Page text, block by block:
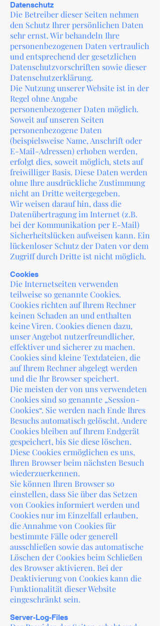
Datenschutz
Die Betreiber dieser Seiten nehmen
den Schutz Ihrer persönlichen Daten
sehr ernst. Wir behandeln Ihre
personenbezogenen Daten vertraulich
und entsprechend der gesetzlichen
Datenschutzvorschriften sowie dieser
Datenschutzerklärung.
Die Nutzung unserer Website ist in der
Regel ohne Angabe
personenbezogener Daten möglich.
Soweit auf unseren Seiten
personenbezogene Daten
(beispielsweise Name, Anschrift oder
E-Mail-Adressen) erhoben werden,
erfolgt dies, soweit möglich, stets auf
freiwilliger Basis. Diese Daten werden
ohne Ihre ausdrückliche Zustimmung
nicht an Dritte weitergegeben.
Wir weisen darauf hin, dass die
Datenübertragung im Internet (z.B.
bei der Kommunikation per E-Mail)
Sicherheitslücken aufweisen kann. Ein
lückenloser Schutz der Daten vor dem
Zugriff durch Dritte ist nicht möglich.
Cookies
Die Internetseiten verwenden
teilweise so genannte Cookies.
Cookies richten auf Ihrem Rechner
keinen Schaden an und enthalten
keine Viren. Cookies dienen dazu,
unser Angebot nutzerfreundlicher,
effektiver und sicherer zu machen.
Cookies sind kleine Textdateien, die
auf Ihrem Rechner abgelegt werden
und die Ihr Browser speichert.
Die meisten der von uns verwendeten
Cookies sind so genannte „Session-
Cookies“. Sie werden nach Ende Ihres
Besuchs automatisch gelöscht. Andere
Cookies bleiben auf Ihrem Endgerät
gespeichert, bis Sie diese löschen.
Diese Cookies ermöglichen es uns,
Ihren Browser beim nächsten Besuch
wiederzuerkennen.
Sie können Ihren Browser so
einstellen, dass Sie über das Setzen
von Cookies informiert werden und
Cookies nur im Einzelfall erlauben,
die Annahme von Cookies für
bestimmte Fälle oder generell
ausschließen sowie das automatische
Löschen der Cookies beim Schließen
des Browser aktivieren. Bei der
Deaktivierung von Cookies kann die
Funktionalität dieser Website
eingeschränkt sein.
Server-Log-Files